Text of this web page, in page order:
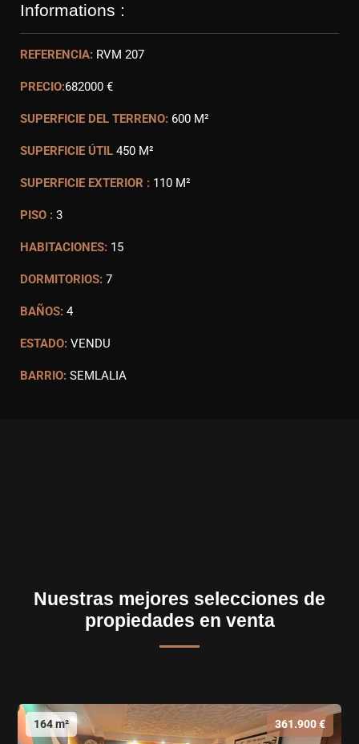
Informations :
REFERENCIA: RVM 207
PRECIO:682000 €
SUPERFICIE DEL TERRENO: 600 M²
SUPERFICIE ÚTIL 450 M²
SUPERFICIE EXTERIOR : 110 M²
PISO : 3
HABITACIONES: 15
DORMITORIOS: 7
BAÑOS: 4
ESTADO: VENDU
BARRIO: SEMLALIA
Nuestras mejores selecciones de
propiedades en venta
164 m² 361.900 €